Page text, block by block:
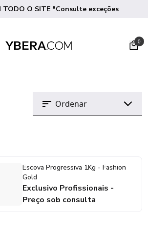
TODO O SITE *Consulte exceções
0
Escova Progressiva 1Kg - Fashion
Gold
Exclusivo Profissionais -
Preço sob consulta